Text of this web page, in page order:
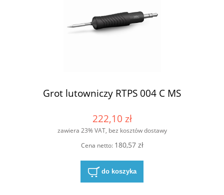
Grot lutowniczy RTPS 004 C MS
222,10 zł
zawiera 23% VAT, bez kosztów dostawy
Cena netto: 180,57 zł
do koszyka